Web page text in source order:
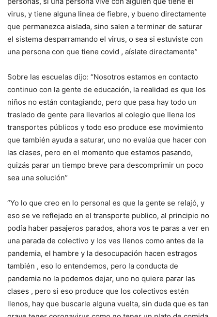
virus, y tiene alguna linea de fiebre, y bueno directamente
que permanezca aislada, sino salen a terminar de saturar
el sistema desparramando el virus, o sea si estuviste con
una persona con que tiene covid , aíslate directamente”
Sobre las escuelas dijo: “Nosotros estamos en contacto
continuo con la gente de educación, la realidad es que los
niños no están contagiando, pero que pasa hay todo un
traslado de gente para llevarlos al colegio que llena los
transportes públicos y todo eso produce ese movimiento
que también ayuda a saturar, uno no evalúa que hacer con
las clases, pero en el momento que estamos pasando,
quizás parar un tiempo breve para descomprimir un poco
sea una solución”
“Yo lo que creo en lo personal es que la gente se relajó, y
eso se ve reflejado en el transporte publico, al principio no
podía haber pasajeros parados, ahora vos te paras a ver en
una parada de colectivo y los ves llenos como antes de la
pandemia, el hambre y la desocupación hacen estragos
también , eso lo entendemos, pero la conducta de
pandemia no la podemos dejar, uno no quiere parar las
clases , pero si eso produce que los colectivos estén
llenos, hay que buscarle alguna vuelta, sin duda que es tan